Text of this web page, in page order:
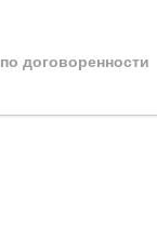
по договоренности